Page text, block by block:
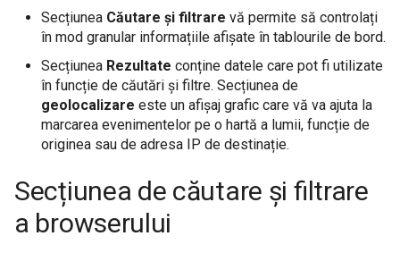
Threat Intelligence
MetaData
Vulnerability Scanner
Data Deduplication
Performance Module
Executed Schedules
Case Management
User Actions
Marketplace Importing and Exporting
Extensions
host
Cum se colectează date din Active
Directory
Cum se creeaza un job de copiere
Cum se creează un job RTBF
Cum se creează un parser
Threat Intelligence
MetaData
Scanner de Vulnerabilitati
Secțiunea Căutare și filtrare vă permite să controlați
în mod granular informațiile afișate în tablourile de bord.
Secțiunea Rezultate conține datele care pot fi utilizate
în funcție de căutări și filtre. Secțiunea de
geolocalizare este un afișaj grafic care vă va ajuta la
marcarea evenimentelor pe o hartă a lumii, funcție de
originea sau de adresa IP de destinație.
Secțiunea de căutare și filtrare
a browserului